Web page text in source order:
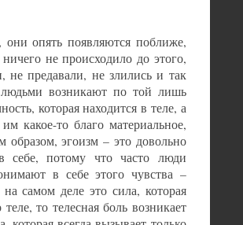
они опять появляются поближе,
не происходило до этого,
не предавали, не злились и так
людьми возникают по той лишь
которая находится в теле, а
какое-то благо материальное,
образом, эгоизм – это довольно
себе, потому что часто люди
в себе этого чувства –
самом деле это сила, которая
то телесная боль возникает